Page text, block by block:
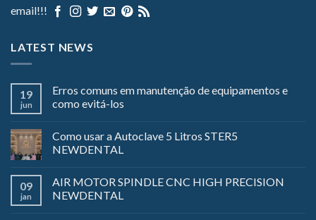
email!!!
LATEST NEWS
19
jun
Erros comuns em manutenção de equipamentos e
como evitá-los
Como usar a Autoclave 5 Litros STER5
NEWDENTAL
09
jan
AIR MOTOR SPINDLE CNC HIGH PRECISION
NEWDENTAL